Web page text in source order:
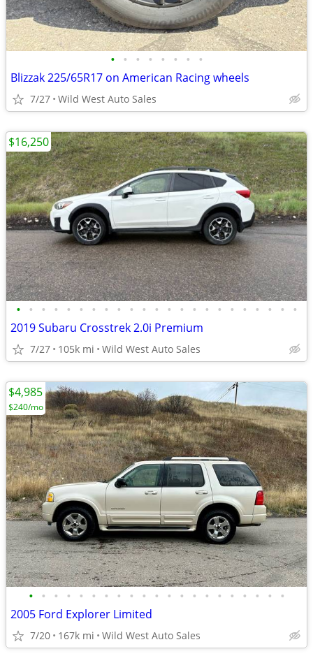
• • • • • • • •
Blizzak 225/65R17 on American Racing wheels
7/27 Wild West Auto Sales
• • • • • • • • • • • • • • • • • • • • • • •
2019 Subaru Crosstrek 2.0i Premium
7/27 105k mi Wild West Auto Sales
$16,250
• • • • • • • • • • • • • • • • • • • • •
2005 Ford Explorer Limited
7/20 167k mi Wild West Auto Sales
$4,985
$240/mo